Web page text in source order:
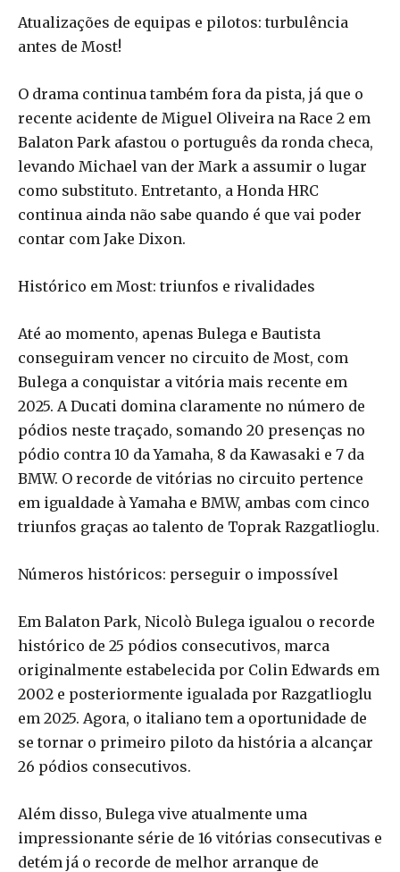
Atualizações de equipas e pilotos: turbulência
antes de Most!
O drama continua também fora da pista, já que o
recente acidente de Miguel Oliveira na Race 2 em
Balaton Park afastou o português da ronda checa,
levando Michael van der Mark a assumir o lugar
como substituto. Entretanto, a Honda HRC
continua ainda não sabe quando é que vai poder
contar com Jake Dixon.
Histórico em Most: triunfos e rivalidades
Até ao momento, apenas Bulega e Bautista
conseguiram vencer no circuito de Most, com
Bulega a conquistar a vitória mais recente em
2025. A Ducati domina claramente no número de
pódios neste traçado, somando 20 presenças no
pódio contra 10 da Yamaha, 8 da Kawasaki e 7 da
BMW. O recorde de vitórias no circuito pertence
em igualdade à Yamaha e BMW, ambas com cinco
triunfos graças ao talento de Toprak Razgatlioglu.
Números históricos: perseguir o impossível
Em Balaton Park, Nicolò Bulega igualou o recorde
histórico de 25 pódios consecutivos, marca
originalmente estabelecida por Colin Edwards em
2002 e posteriormente igualada por Razgatlioglu
em 2025. Agora, o italiano tem a oportunidade de
se tornar o primeiro piloto da história a alcançar
26 pódios consecutivos.
Além disso, Bulega vive atualmente uma
impressionante série de 16 vitórias consecutivas e
detém já o recorde de melhor arranque de